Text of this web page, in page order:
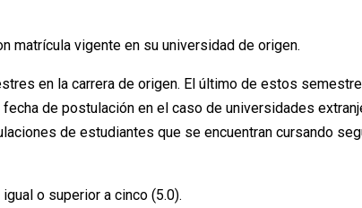
matrícula vigente en su universidad de origen.
en la carrera de origen. El último de estos
de postulación en el caso de universidades
de estudiantes que se encuentran cursando
o superior a cinco (5.0).